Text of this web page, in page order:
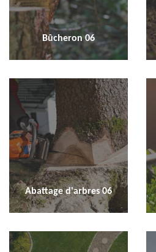
Bûcheron 06
Abattage d'arbres 06